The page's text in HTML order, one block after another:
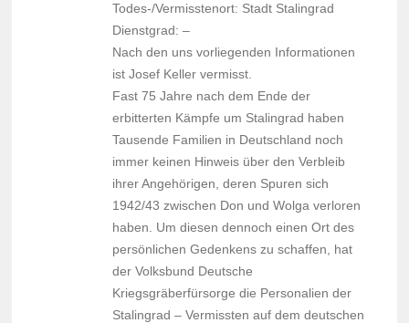
Todes-/Vermisstenort: Stadt Stalingrad
Dienstgrad: –
Nach den uns vorliegenden Informationen
ist Josef Keller vermisst.
Fast 75 Jahre nach dem Ende der
erbitterten Kämpfe um Stalingrad haben
Tausende Familien in Deutschland noch
immer keinen Hinweis über den Verbleib
ihrer Angehörigen, deren Spuren sich
1942/43 zwischen Don und Wolga verloren
haben. Um diesen dennoch einen Ort des
persönlichen Gedenkens zu schaffen, hat
der Volksbund Deutsche
Kriegsgräberfürsorge die Personalien der
Stalingrad – Vermissten auf dem deutschen